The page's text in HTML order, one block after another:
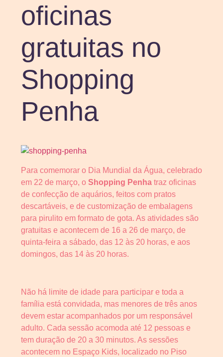
oficinas
gratuitas no
Shopping
Penha
Para comemorar o Dia Mundial da Água, celebrado
em 22 de março, o Shopping Penha traz oficinas
de confecção de aquários, feitos com pratos
descartáveis, e de customização de embalagens
para pirulito em formato de gota. As atividades são
gratuitas e acontecem de 16 a 26 de março, de
quinta-feira a sábado, das 12 às 20 horas, e aos
domingos, das 14 às 20 horas.
Não há limite de idade para participar e toda a
família está convidada, mas menores de três anos
devem estar acompanhados por um responsável
adulto. Cada sessão acomoda até 12 pessoas e
tem duração de 20 a 30 minutos. As sessões
acontecem no Espaço Kids, localizado no Piso